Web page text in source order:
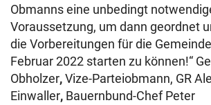
Obmanns eine unbedingt
Voraussetzung, um dann geordnet
die Vorbereitungen für die
Februar 2022 starten zu können!“
Obholzer,Vize-Parteiobmann, GR
Einwaller, Bauernbund-Chef Peter